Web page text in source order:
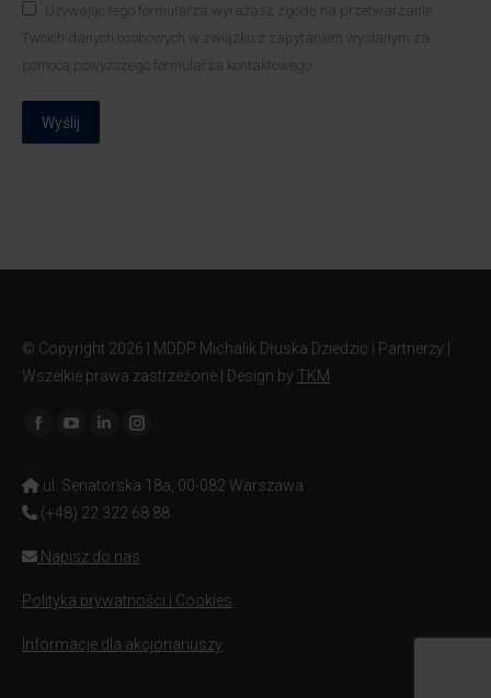
Używając tego formularza wyrażasz zgodę na przetwarzanie
Twoich danych osobowych w związku z zapytaniem wysłanym za
pomocą powyższego formularza kontaktowego
Wyślij
© Copyright 2026 | MDDP Michalik Dłuska Dziedzic i Partnerzy |
Wszelkie prawa zastrzeżone | Design by TKM
Znajdź nas na:
ul. Senatorska 18a, 00-082 Warszawa
(+48) 22 322 68 88
Napisz do nas
Polityka prywatności i Cookies
Informacje dla akcjonariuszy